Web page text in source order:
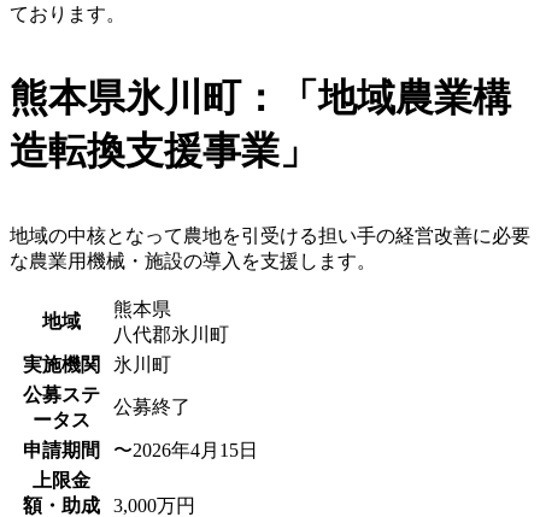
ております。
熊本県氷川町：「地域農業構
造転換支援事業」
地域の中核となって農地を引受ける担い手の経営改善に必要
な農業用機械・施設の導入を支援します。
地域
熊本県
八代郡氷川町
実施機関
氷川町
公募ステ
ータス
公募終了
申請期間
〜2026年4月15日
上限金
額・助成
3,000万円